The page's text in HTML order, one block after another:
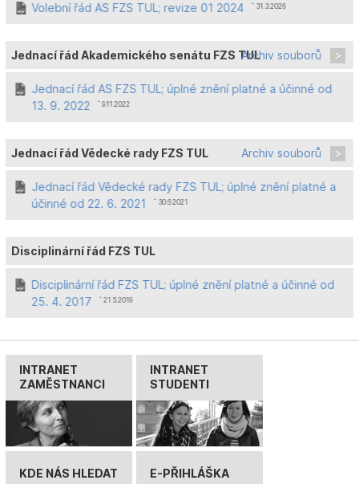
Volební řád AS FZS TUL; revize 01 2024 ˆ 31.3.2026
Jednací řád Akademického senátu FZS TULArchiv souborů
Jednací řád AS FZS TUL; úplné znění platné a účinné od
13. 9. 2022
ˆ 9.11.2022
Jednací řád Vědecké rady FZS TUL Archiv souborů
Jednací řád Vědecké rady FZS TUL; úplné znění platné a
účinné od 22. 6. 2021
ˆ 30.6.2021
Disciplinární řád FZS TUL
Disciplinární řád FZS TUL; úplné znění platné a účinné od
25. 4. 2017
ˆ 21.5.2019
INTRANET
ZAMĚSTNANCI
INTRANET
STUDENTI
KDE NÁS HLEDAT E-PŘIHLÁŠKA